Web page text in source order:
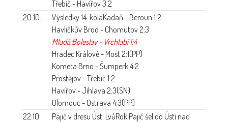
Třebíč - Havířov 3:2
20.10.
Výsledky 14. kolaKadaň - Beroun 1:2
Havlíčkův Brod - Chomutov 2:3
Mladá Boleslav - Vrchlabí 1:4
Hradec Králové - Most 2:1(PP)
Kometa Brno - Šumperk 4:2
Prostějov - Třebíč 1:2
Havířov - Jihlava 2:3(SN)
Olomouc - Ostrava 4:3(PP)
22.10.
Pajič v dresu Úst. LvůRok Pajič šel do Ústí nad